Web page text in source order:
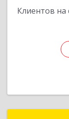
Клиентов